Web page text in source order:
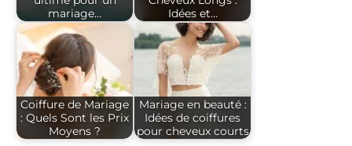
mariage…
Idées et…
Coiffure de Mariage
: Quels Sont les Prix
Moyens ?
Mariage en beauté :
Idées de coiffures
pour cheveux courts